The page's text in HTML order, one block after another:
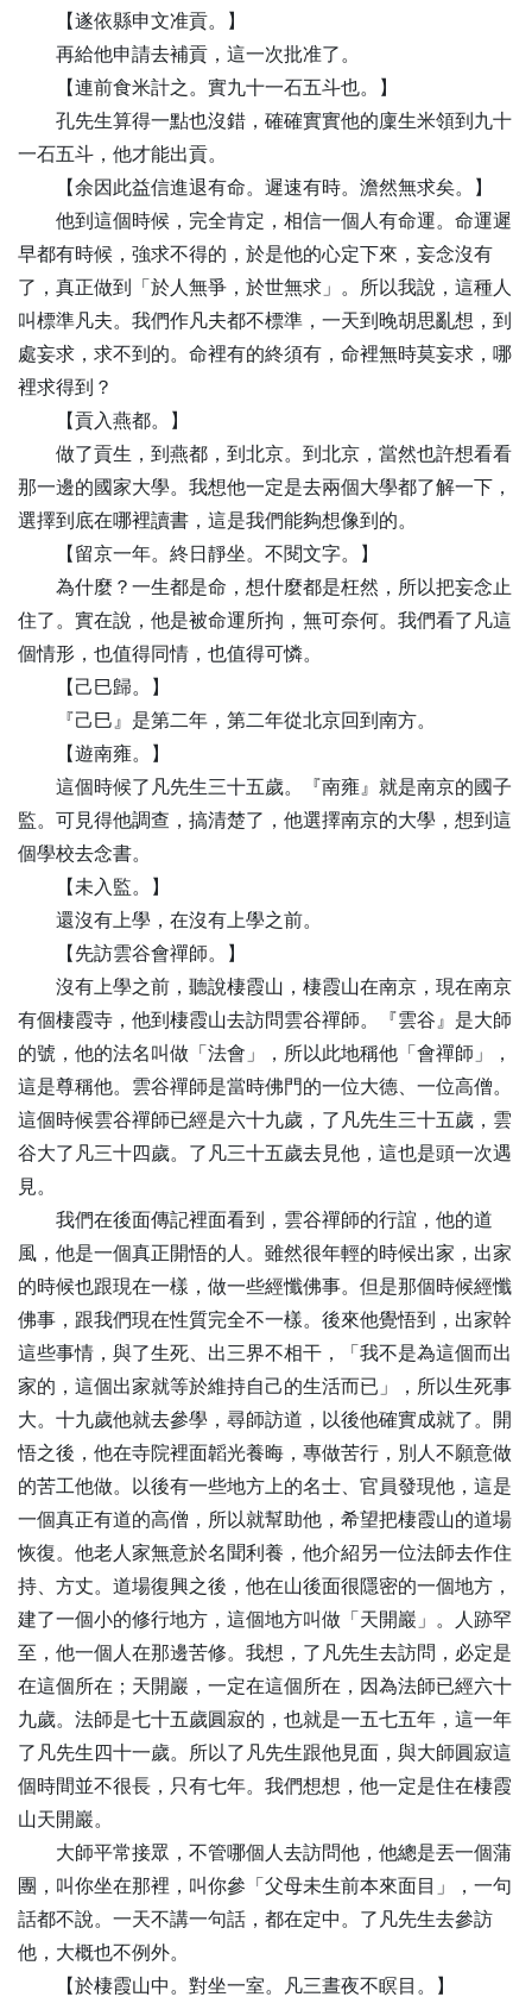
【遂依縣申文准貢。】
再給他申請去補貢，這一次批准了。
【連前食米計之。實九十一石五斗也。】
孔先生算得一點也沒錯，確確實實他的廩生米領到九十
一石五斗，他才能出貢。
【余因此益信進退有命。遲速有時。澹然無求矣。】
他到這個時候，完全肯定，相信一個人有命運。命運遲
早都有時候，強求不得的，於是他的心定下來，妄念沒有
了，真正做到「於人無爭，於世無求」。所以我說，這種人
叫標準凡夫。我們作凡夫都不標準，一天到晚胡思亂想，到
處妄求，求不到的。命裡有的終須有，命裡無時莫妄求，哪
裡求得到？
【貢入燕都。】
做了貢生，到燕都，到北京。到北京，當然也許想看看
那一邊的國家大學。我想他一定是去兩個大學都了解一下，
選擇到底在哪裡讀書，這是我們能夠想像到的。
【 留京一年。終日靜坐。不閱文字。】
為什麼？一生都是命，想什麼都是枉然，所以把妄念止
住了。實在說，他是被命運所拘，無可奈何。我們看了凡這
個情形，也值得同情，也值得可憐。
【 己 巳歸。】
『己巳』是第二年，第二年從北京回到南方。
【遊南雍。】
這個時候了凡先生三十五歲。『南雍』就是南京的國子
監。可見得他調查，搞清楚了，他選擇南京的大學，想到這
個學校去念書。
【 未 入監。】
還沒有上學，在沒有上學之前。
【 先訪雲谷會禪師。】
沒有上學之前，聽說棲霞山，棲霞山在南京，現在南京
有個棲霞寺，他到棲霞山去訪問雲谷禪師。『雲谷』是大師
的號，他的法名叫做「法會」，所以此地稱他「會禪師」，
這是尊稱他。雲谷禪師是當時佛門的一位大德、一位高僧。
這個時候雲谷禪師已經是六十九歲，了凡先生三十五歲，雲
谷大了凡三十四歲。了凡三十五歲去見他，這也是頭一次遇
見。
我們在後面傳記裡面看到，雲谷禪師的行誼，他的道
風，他是一個真正開悟的人。雖然很年輕的時候出家，出家
的時候也跟現在一樣，做一些經懺佛事。但是那個時候經懺
佛事，跟我們現在性質完全不一樣。後來他覺悟到，出家幹
這些事情，與了生死、出三界不相干，「我不是為這個而出
家的，這個出家就等於維持自己的生活而已」，所以生死事
大。十九歲他就去參學，尋師訪道，以後他確實成就了。開
悟之後，他在寺院裡面韜光養晦，專做苦行，別人不願意做
的苦工他做。以後有一些地方上的名士、官員發現他，這是
一個真正有道的高僧，所以就幫助他，希望把棲霞山的道場
恢復。他老人家無意於名聞利養，他介紹另一位法師去作住
持、方丈。道場復興之後，他在山後面很隱密的一個地方，
建了一個小的修行地方，這個地方叫做「天開巖」。人跡罕
至，他一個人在那邊苦修。我想，了凡先生去訪問，必定是
在這個所在；天開巖，一定在這個所在，因為法師已經六十
九歲。法師是七十五歲圓寂的，也就是一五七五年，這一年
了凡先生四十一歲。所以了凡先生跟他見面，與大師圓寂這
個時間並不很長，只有七年。我們想想，他一定是住在棲霞
山天開巖。
大師平常接眾，不管哪個人去訪問他，他總是丟一個蒲
團，叫你坐在那裡，叫你參「父母未生前本來面目」，一句
話都不說。一天不講一句話，都在定中。了凡先生去參訪
他，大概也不例外。
【於棲霞山中。對坐一室。凡三晝夜不瞑目。】